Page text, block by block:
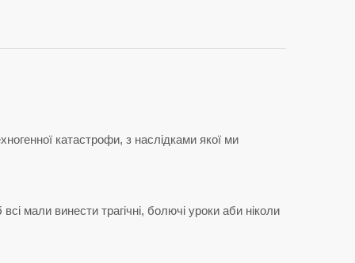
катастрофи, з наслідками якої ми
мали винести трагічні, болючі уроки аби ніколи